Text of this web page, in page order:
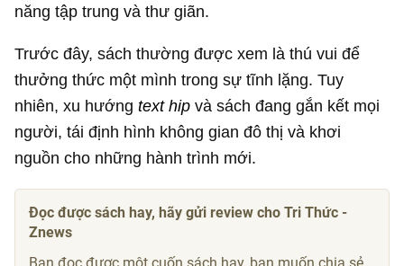
năng tập trung và thư giãn.
Trước đây, sách thường được xem là thú vui để
thưởng thức một mình trong sự tĩnh lặng. Tuy
nhiên, xu hướngtext hip và sách đang gắn kết mọi
người, tái định hình không gian đô thị và khơi
nguồn cho những hành trình mới.
Đọc được sách hay, hãy gửi review cho Tri Thức -
Znews